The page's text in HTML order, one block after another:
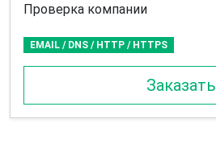
Проверка компании
EMAIL / DNS / HTTP / HTTPS
Заказать